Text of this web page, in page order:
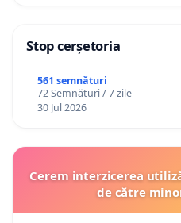
Stop cerșetoria
561 semnături
72 Semnături / 7 zile
30 Jul 2026
Cerem interzicerea
de către